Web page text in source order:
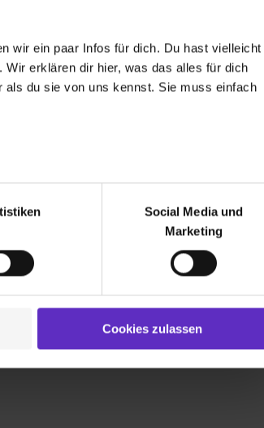
wir ein paar Infos für dich. Du hast vielleicht
erklären dir hier, was das alles für dich
du sie von uns kennst. Sie muss einfach
um von dir bei Benutzung der
auf unsere Webseite zu analysieren
Partner für soziale Medien, Werbung
(„Social Media und Marketing“). Unsere
die du ihnen bereitgestellt hast oder die
Marketing“ bist du auch damit
oder Posts) angezeigt und hierfür
und „Social Media und Marketing“
Social Media und
Marketing
Cookies zulassen
Wie viele Ausbildungsstellen werden besetzt?
Gibt es regelmäßig Feedbackgespräche
Welche Berufsschule werde ich besuchen?